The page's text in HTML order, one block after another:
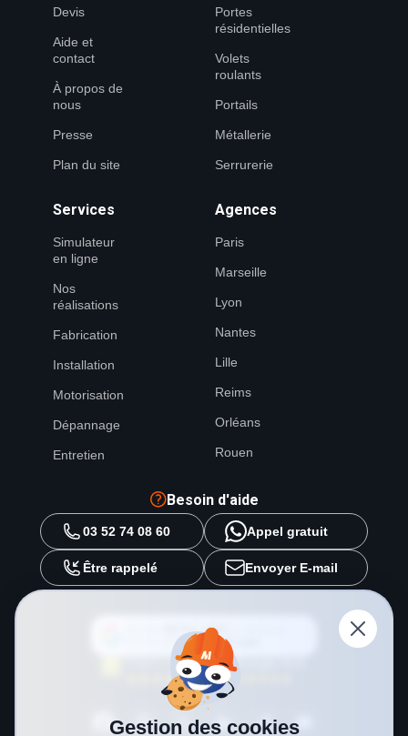
Devis
Aide et
contact
À propos de
nous
Presse
Plan du site
Portes
résidentielles
Volets
roulants
Portails
Métallerie
Serrurerie
Services
Simulateur
en ligne
Nos
réalisations
Fabrication
Installation
Motorisation
Dépannage
Entretien
Agences
Paris
Marseille
Lyon
Nantes
Lille
Reims
Orléans
Rouen
Besoin d'aide
03 52 74 08 60 Appel gratuit
Être rappelé Envoyer E-mail
METAL 2000
source préférée surGoogle
Gestion des cookies